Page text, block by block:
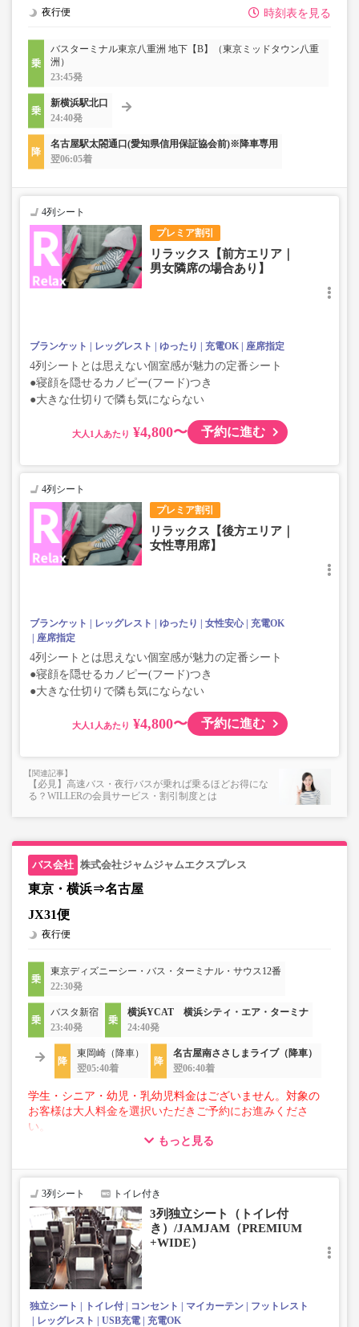
時刻表を見る
夜行便
バスターミナル東京八重洲 地下【B】（東京ミッドタウン八重
洲）
23:45発
新横浜駅北口
24:40発
名古屋駅太閤通口(愛知県信用保証協会前)※降車専用
翌06:05着
プレミア割引
4列シート
リラックス【前方エリア｜
男女隣席の場合あり】
ブランケット レッグレスト ゆったり 充電OK 座席指定
4列シートとは思えない個室感が魅力の定番シート
●寝顔を隠せるカノピー(フード)つき
●大きな仕切りで隣も気にならない
大人 ¥4,800〜 予約に進む
プレミア割引
4列シート
リラックス【後方エリア｜
女性専用席】
ブランケット レッグレスト ゆったり 女性安心
充電OK
座席指定
4列シートとは思えない個室感が魅力の定番シート
●寝顔を隠せるカノピー(フード)つき
●大きな仕切りで隣も気にならない
大人 ¥4,800〜 予約に進む
【必見】高速バス・夜行バスが乗れば乗るほどお得にな
る？WILLERの会員サービス・割引制度とは
株式会社ジャムジャムエクスプレス
東京・横浜⇒名古屋
JX31便
夜行便
東京ディズニーシー・バス・ターミナル・サウス12番
22:30発
バスタ新宿
23:40発
横浜YCAT 横浜シティ・エア・ターミナ
24:40発
東岡崎（降車）
翌05:40着
名古屋南ささしまライブ（降車）
翌06:40着
学生・シニア・幼児・乳幼児料金はございません。対象の
お客様は大人料金を選択いただきご予約にお進みくださ
い。
■トランクにてお預かりできる荷物
・3辺合計160cm以内、かつ10kg以下のものをおひとり様1
■お預かりできない荷物（貴重品以外は車内持ち込みも不
可）
楽器・自転車（折りたたみ含む）・ボード等の大きな荷
物、壊れ物、危険物、貴重品、ペット、
上記「トランクにてお預かりできる荷物」の条件を満たさ
もっと見る
3列シート トイレ付き
3列独立シート（トイレ付
き）/JAMJAM（PREMIUM
+WIDE）
独立シート トイレ付 コンセント マイカーテン
フットレスト
レッグレスト
USB充電 充電OK